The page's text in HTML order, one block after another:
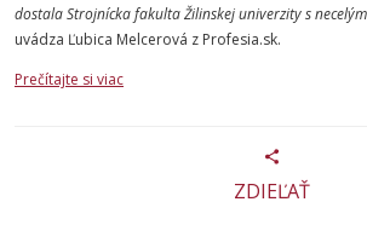
dostala Strojnícka fakulta Žilinskej univerzity s
uvádza Ľubica Melcerová z Profesia.sk.
Prečítajte si viac
ZDIEĽAŤ